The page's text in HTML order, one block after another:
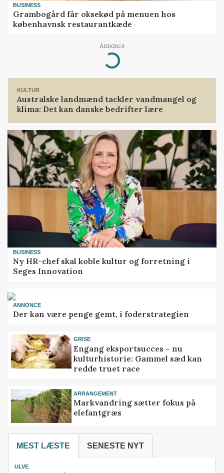
BUSINESS
Grambogård får oksekød på menuen hos
københavnsk restaurantkæde
Annonce
Loading...
KULTUR
Australske landmænd tackler vandmangel og
klima: Det kan danske bedrifter lære
BUSINESS
Ny HR-chef skal koble kultur og forretning i
Seges Innovation
ANNONCE
Der kan være penge gemt, i foderstrategien
GRISE
Engang eksportsucces – nu
kulturhistorie: Gammel sæd kan
redde truet race
ARRANGEMENT
Markvandring sætter fokus på
elefantgræs
MEST LÆSTE SENESTE NYT
ULVE